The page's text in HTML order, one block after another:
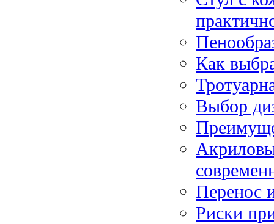
Как
Выбор
Перенос
Риски